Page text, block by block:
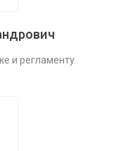
и регламенту